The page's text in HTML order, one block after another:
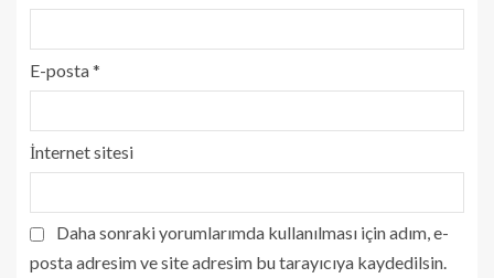
E-posta*
İnternet sitesi
Daha sonraki yorumlarımda kullanılması için adım, e-
posta adresim ve site adresim bu tarayıcıya kaydedilsin.